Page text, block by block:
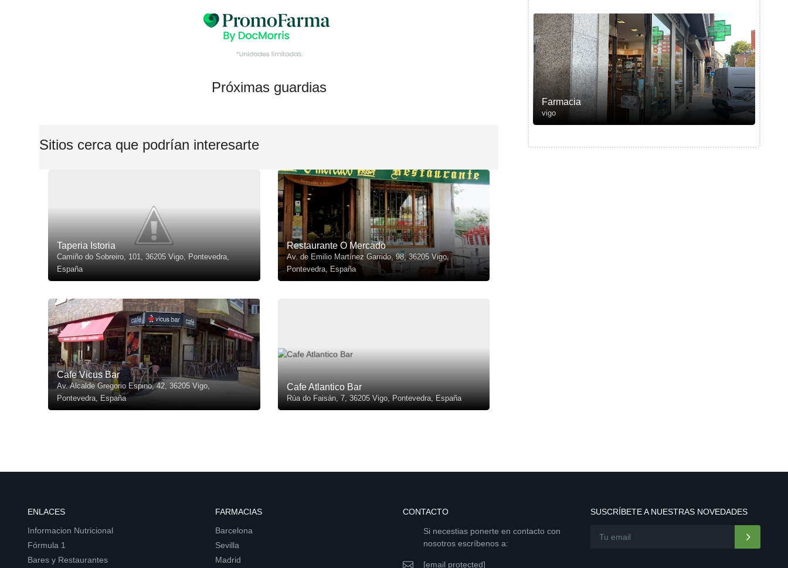
Próximas guardias
Sitios cerca que podrían interesarte
Taperia Istoria
Camiño do Sobreiro, 101, 36205 Vigo, Pontevedra,
España
Restaurante O Mercado
Av. de Emilio Martínez Garrido, 98, 36205 Vigo,
Pontevedra, España
Cafe Vicus Bar
Av. Alcalde Gregorio Espino, 42, 36205 Vigo,
Pontevedra, España
Cafe Atlantico Bar
Rúa do Faisán, 7, 36205 Vigo, Pontevedra, España
Farmacia
vigo
ENLACES
Informacion Nutricional
Fórmula 1
Bares y Restaurantes
FARMACIAS
Barcelona
Sevilla
Madrid
CONTACTO
Si necestias ponerte en contacto con
nosotros escríbenos a:
[email protected]
SUSCRÍBETE A NUESTRAS NOVEDADES